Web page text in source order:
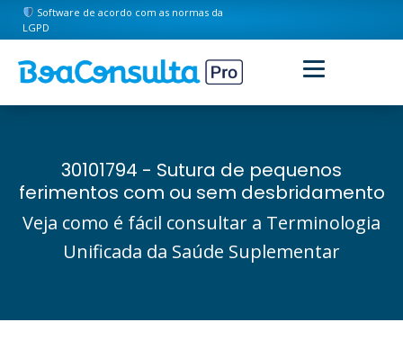
Software de acordo com as normas da
LGPD
30101794 - Sutura de pequenos
ferimentos com ou sem desbridamento
Veja como é fácil consultar a Terminologia
Unificada da Saúde Suplementar